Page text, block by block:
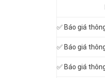
✅ Báo giá
✅ Báo giá
✅ Báo giá